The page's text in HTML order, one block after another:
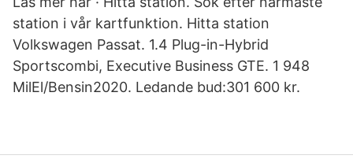
station i vår kartfunktion. Hitta station
Volkswagen Passat. 1.4 Plug-in-Hybrid
Sportscombi, Executive Business GTE. 1 948
MilEl/Bensin2020. Ledande bud:301 600 kr.